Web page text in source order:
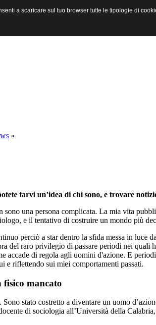
»
farvi un’idea di chi sono, e trovare
sono una persona complicata. La mia vita
e il tentativo di costruire un mondo più
perciò a star dentro la sfida messa in luce
del raro privilegio di passare periodi nei quali
accade di regola agli uomini d'azione. E
e riflettendo sui miei comportamenti passati.
fisico mancato
stato costretto a diventare un uomo
di sociologia all’Università della
a scaricare sul tuo browser tutte le tipologie di